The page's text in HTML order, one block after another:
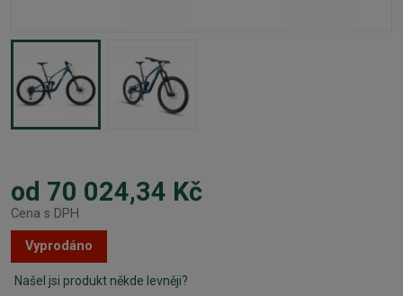
od 70 024,34 Kč
Cena s DPH
Vyprodáno
Našel jsi produkt někde levněji?